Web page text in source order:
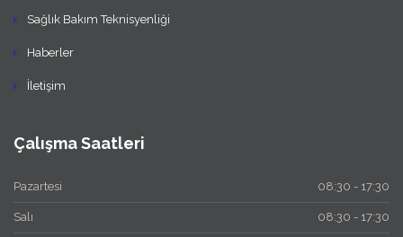
Sağlık Bakım Teknisyenliği
Haberler
İletişim
Çalışma Saatleri
Pazartesi 08:30 - 17:30
Salı 08:30 - 17:30